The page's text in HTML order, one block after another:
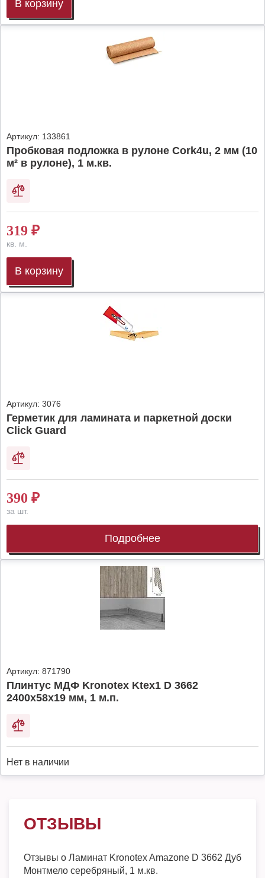
В корзину
Артикул: 133861
Пробковая подложка в рулоне Cork4u, 2 мм (10
м² в рулоне), 1 м.кв.
319 ₽
кв. м.
В корзину
Артикул: 3076
Герметик для ламината и паркетной доски
Click Guard
390 ₽
за шт.
Подробнее
Артикул: 871790
Плинтус МДФ Kronotex Ktex1 D 3662
2400x58x19 мм, 1 м.п.
Нет в наличии
ОТЗЫВЫ
Отзывы о Ламинат Kronotex Amazone D 3662 Дуб
Монтмело серебряный, 1 м.кв.